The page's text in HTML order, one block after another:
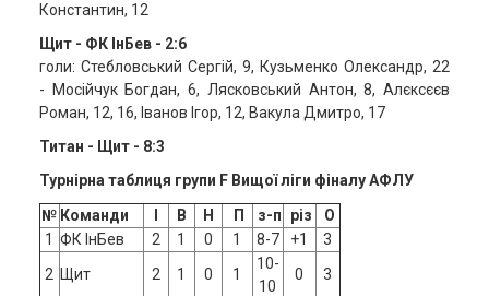
Константин, 12
Щит - ФК ІнБев - 2:6
голи: Стебловський Сергій, 9, Кузьменко Олександр, 22
- Мосійчук Богдан, 6, Лясковський Антон, 8, Алєксєєв
Роман, 12, 16, Іванов Ігор, 12, Вакула Дмитро, 17
Титан - Щит - 8:3
Турнірна таблиця групи F Вищої ліги фіналу АФЛУ
№ Команди В Н П з-п різ
О
1 ФК ІнБев 2 1 0 1 8-7 +1
3
2
Щит 2 1 0 1
10-
10
0 3